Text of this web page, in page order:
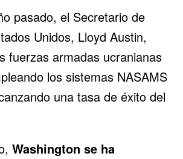
pasado, el Secretario de
Unidos, Lloyd Austin,
fuerzas armadas ucranianas
los sistemas NASAMS
una tasa de éxito del
Washington se ha